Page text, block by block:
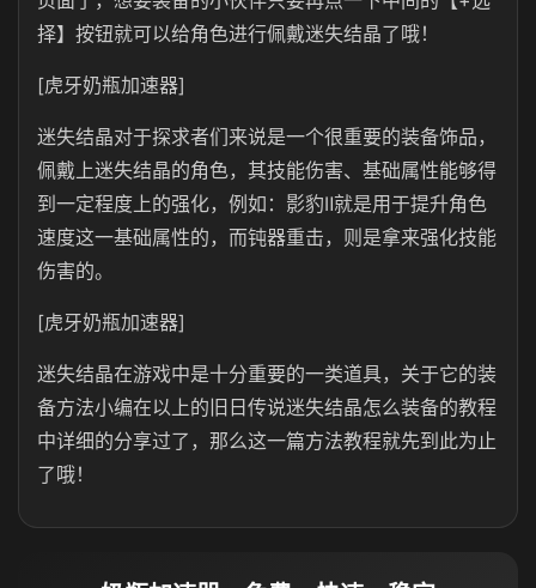
择】按钮就可以给角色进行佩戴迷失结晶了哦！
[虎牙奶瓶加速器]
迷失结晶对于探求者们来说是一个很重要的装备饰品，
佩戴上迷失结晶的角色，其技能伤害、基础属性能够得
到一定程度上的强化，例如：影豹Ⅱ就是用于提升角色
速度这一基础属性的，而钝器重击，则是拿来强化技能
伤害的。
[虎牙奶瓶加速器]
迷失结晶在游戏中是十分重要的一类道具，关于它的装
备方法小编在以上的旧日传说迷失结晶怎么装备的教程
中详细的分享过了，那么这一篇方法教程就先到此为止
了哦！